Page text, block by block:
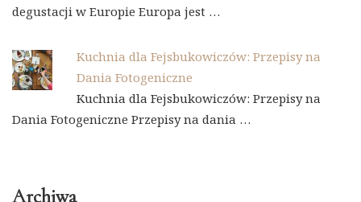
degustacji w Europie Europa jest …
Kuchnia dla Fejsbukowiczów: Przepisy na
Dania Fotogeniczne
Kuchnia dla Fejsbukowiczów: Przepisy na
Dania Fotogeniczne Przepisy na dania …
Archiwa